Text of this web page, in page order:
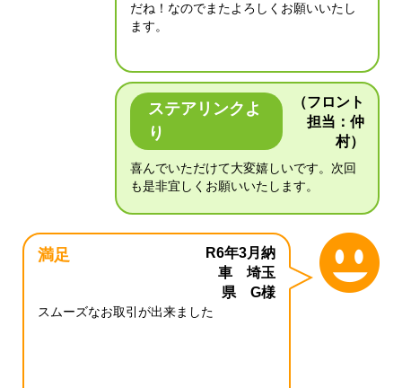
だね！なのでまたよろしくお願いいたし
ます。
ステアリンクよ
り
（フロント
担当：仲
村）
喜んでいただけて大変嬉しいです。次回
も是非宜しくお願いいたします。
満足
R6年3月納
車 埼玉
県 G様
スムーズなお取引が出来ました